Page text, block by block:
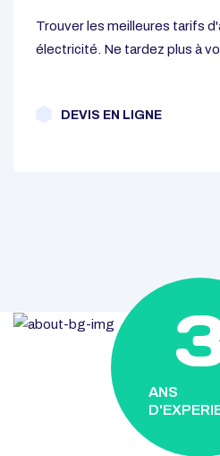
Trouver les meilleures tarifs
électricité. Ne tardez plus à
DEVIS EN LIGNE
ANS